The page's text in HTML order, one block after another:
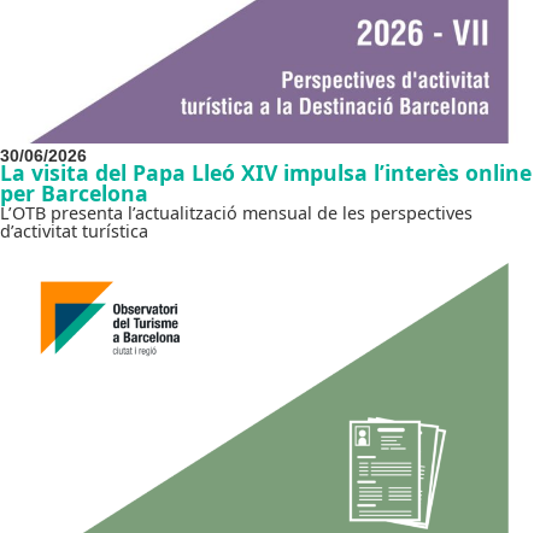
30/06/2026
La visita del Papa Lleó XIV impulsa l’interès online
per Barcelona
L’OTB presenta l’actualització mensual de les perspectives
d’activitat turística